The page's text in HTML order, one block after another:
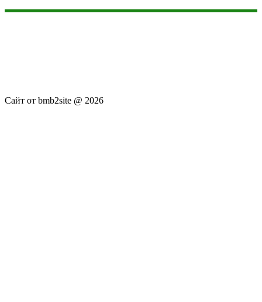
Сайт от bmb2site @ 2026